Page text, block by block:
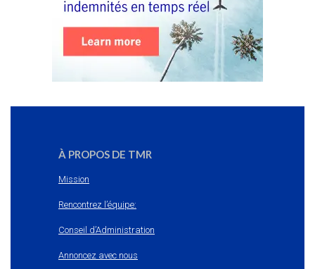
À PROPOS DE TMR
Mission
Rencontrez l’équipe:
Conseil d’Administration
Annoncez avec nous